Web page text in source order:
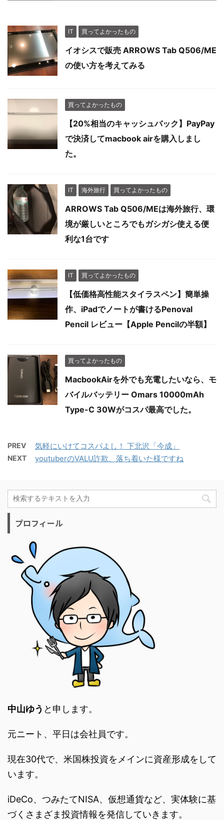
IT 買ってよかったもの
イオシスで販売 ARROWS Tab Q506/ME
の使い方を考えてみる
買ってよかったもの
【20%相当のキャッシュバック】PayPay
で決済してmacbook airを購入しまし
た。
IT 海外旅行 買ってよかったもの
ARROWS Tab Q506/MEは海外旅行、環
境が厳しいところでもガシガシ使える便
利な1台です
IT 買ってよかったもの
【低価格高性能スタイラスペン】簡単操
作、iPadでノートが書けるPenoval
Pencil レビュー【Apple Pencilの半額】
買ってよかったもの
MacbookAirを外でも充電したいなら、モ
バイルバッテリー Omars 10000mAh
Type-C 30Wがコスパ最高でした。
PREV 気軽にいけてコスパよし！ 下北沢「今成」
NEXT youtuberのVALU詐欺、落ち着いた様ですね
プロフィール
中山ゆう と申します。
元ニート、平日は会社員です。
現在30代で、米国株投資をメインに資産形成をして
います。
iDeCo、つみたてNISA、仮想通貨など、実体験に基
づくさまざま投資情報を発信していきます。